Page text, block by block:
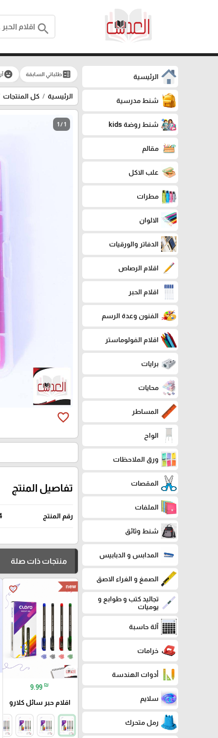
search
الرئيسية
شنط مدرسية
شنط روضة kids
مقالم
علب الاكل
مطرات
الالوان
الدفاتر والورقيات
اقلام الرصاص
اقلام الحبر
الفنون وعدة الرسم
اقلام الفولوماستر
برايات
محايات
المساطر
الواح
ورق الملاحظات
المقصات
الملفات
شنط وثائق
المدابس و الدبابيس
الصمغ و الغراء الاصق
تجاليد كتب و طوابع و
يوميات
آلة حاسبة
خرامات
أدوات الهندسة
سلايم
رمل متحرك
ballotطلباتي السابقة emoji_emotions
الرئيسية كل المنتجات
1 / 1
favorite_border
تفاصيل المنتج
رقم المنتج
منتجات ذات صلة
favorite_border new
9.99 ₪
اقلام حبر سائل كلارو